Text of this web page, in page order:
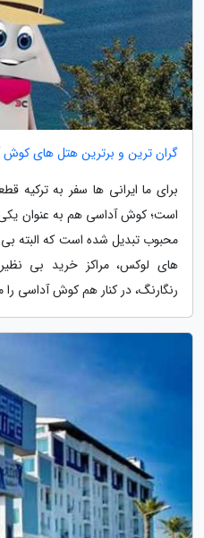
گران ترین و برترین هتل های کوش
برای ما ایرانی ها سفر به
است؛ کوش آداسی هم به عنوان
محبوب تبدیل شده است که البته
های لوکس، مراکز خرید بی
رنگارنگ، در کنار هم کوش آداسی